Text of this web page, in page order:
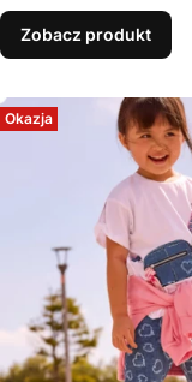
Zobacz produkt
Okazja